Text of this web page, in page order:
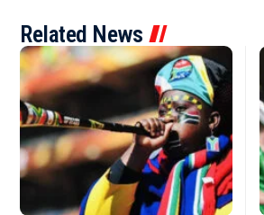
Related News